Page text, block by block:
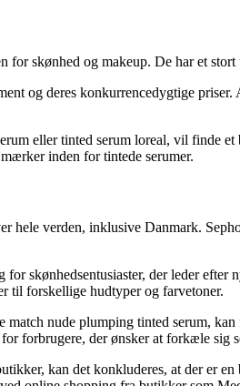
skønhed og makeup. De har et
og deres konkurrencedygtige
eller tinted serum loreal, vil
inden for tintede serumer.
hele verden, inklusive Danmark.
skønhedsentusiaster, der leder
til forskellige hudtyper og farvetoner.
match nude plumping tinted serum,
forbrugere, der ønsker at forkæle sig
kan det konkluderes, at der er